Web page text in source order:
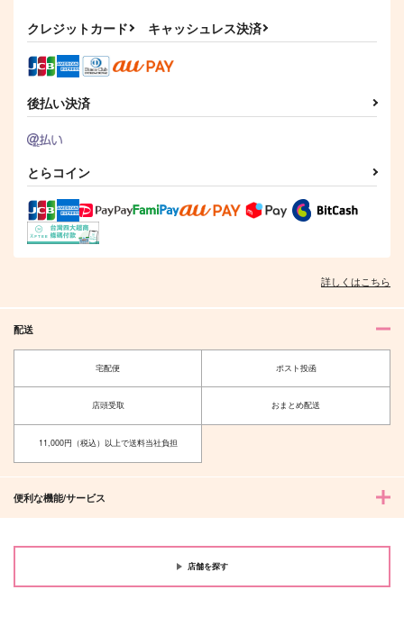
クレジットカード キャッシュレス決済
後払い決済
とらコイン
詳しくはこちら
配送
宅配便 ポスト投函
店頭受取 おまとめ配送
11,000円（税込）以上で送料当社負担
便利な機能/サービス
店舗を探す